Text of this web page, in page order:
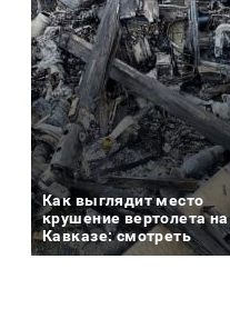
Как выглядит место
крушение вертолета на
Кавказе: смотреть